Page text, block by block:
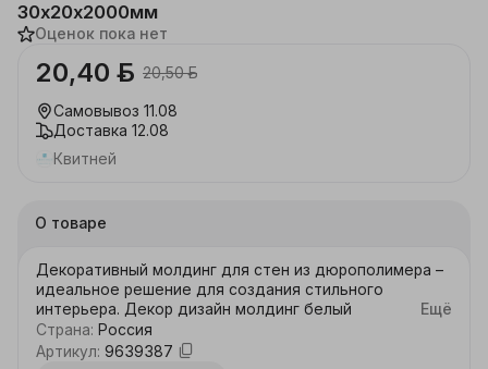
30х20x2000мм
Оценок пока нет
20,50 ƃ
20,40 ƃ
Самовывоз 11.08
Доставка 12.08
Квитней
О товаре
Декоративный молдинг для стен из дюрополимера –
идеальное решение для создания стильного
интерьера. Декор дизайн молдинг белый
предназначен для покраски, впишется в любой
дизайнерский проект, добавляя атмосферу уюта и
Ещё
Страна: Россия
Артикул: 9639387